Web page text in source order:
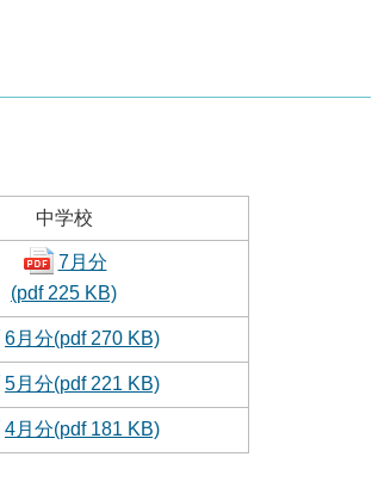
中学校
7月分
(pdf 225 KB)
6月分(pdf 270 KB)
5月分(pdf 221 KB)
4月分(pdf 181 KB)